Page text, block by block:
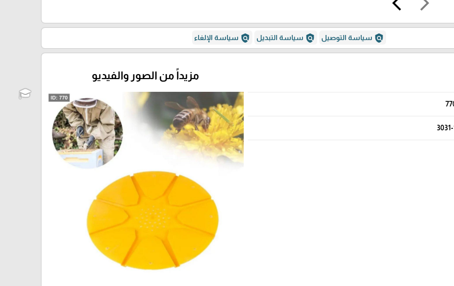
policy سياسة التوصيل policy سياسة التبديل policy سياسة الإلغاء
3031-
مزيداً من الصور والفيديو